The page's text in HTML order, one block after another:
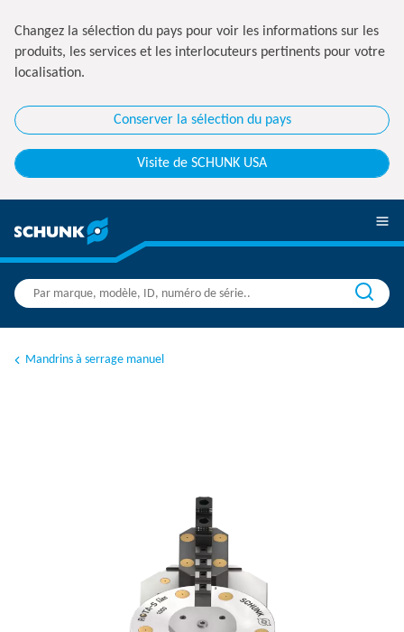
Changez la sélection du pays pour voir les informations sur les
produits, les services et les interlocuteurs pertinents pour votre
localisation.
Conserver la sélection du pays
Visite de SCHUNK USA
Mandrins à serrage manuel